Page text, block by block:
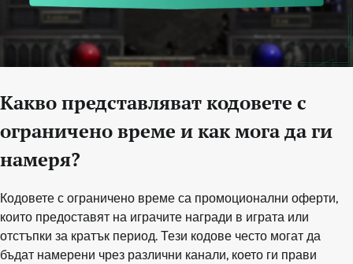
Какво представляват кодовете с
ограничено време и как мога да ги
намеря?
Кодовете с ограничено време са промоционални оферти,
които предоставят на играчите награди в играта или
отстъпки за кратък период. Тези кодове често могат да
бъдат намерени чрез различни канали, което ги прави